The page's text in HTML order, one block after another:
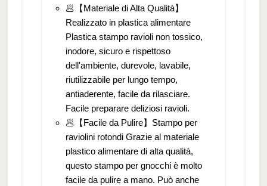
🥟【Materiale di Alta Qualità】
Realizzato in plastica alimentare
Plastica stampo ravioli non tossico,
inodore, sicuro e rispettoso
dell'ambiente, durevole, lavabile,
riutilizzabile per lungo tempo,
antiaderente, facile da rilasciare.
Facile preparare deliziosi ravioli.
🥟【Facile da Pulire】Stampo per
raviolini rotondi Grazie al materiale
plastico alimentare di alta qualità,
questo stampo per gnocchi è molto
facile da pulire a mano. Può anche